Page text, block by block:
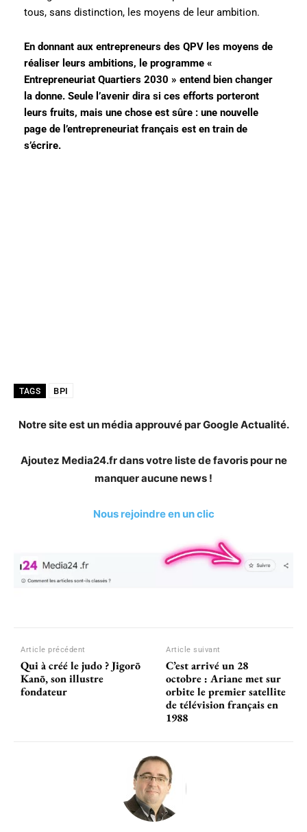
tous, sans distinction, les moyens de leur ambition.
En donnant aux entrepreneurs des QPV les moyens de
réaliser leurs ambitions, le programme «
Entrepreneuriat Quartiers 2030 » entend bien changer
la donne. Seule l’avenir dira si ces efforts porteront
leurs fruits, mais une chose est sûre : une nouvelle
page de l’entrepreneuriat français est en train de
s’écrire.
TAGS BPI
Notre site est un média approuvé par Google Actualité.
Ajoutez Media24.fr dans votre liste de favoris pour ne
manquer aucune news !
Nous rejoindre en un clic
Article précédent
Qui à créé le judo ? Jigorō
Kanō, son illustre
fondateur
Article suivant
C’est arrivé un 28
octobre : Ariane met sur
orbite le premier satellite
de télévision français en
1988